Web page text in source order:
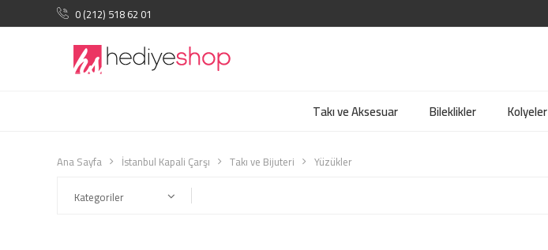
0 (212) 518 62 01
Takı ve Aksesuar Bileklikler Kolyeler
Ana Sayfa İstanbul Kapali Çarşı Takı ve Bijuteri
Yüzükler
Kategoriler